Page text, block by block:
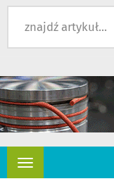
Rozwiń